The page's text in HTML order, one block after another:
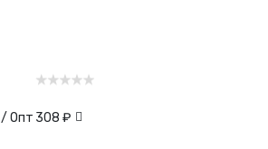
/ Опт 308 ₽